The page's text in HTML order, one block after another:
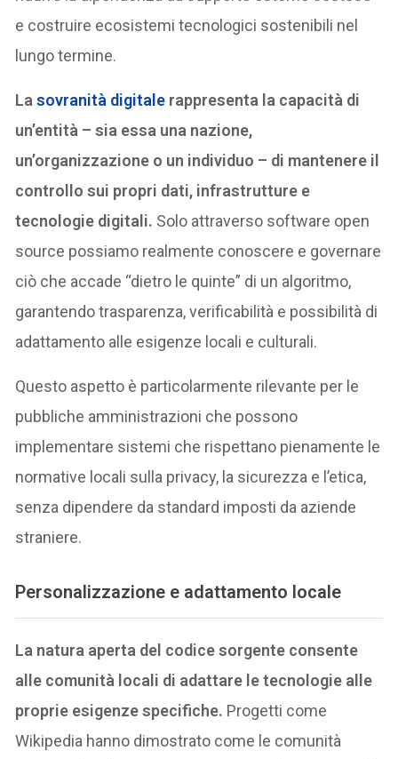
e costruire ecosistemi tecnologici sostenibili nel
lungo termine.
Lasovranità digitale rappresenta la capacità di
un’entità – sia essa una nazione,
un’organizzazione o un individuo – di mantenere il
controllo sui propri dati, infrastrutture e
tecnologie digitali. Solo attraverso software open
source possiamo realmente conoscere e governare
ciò che accade “dietro le quinte” di un algoritmo,
garantendo trasparenza, verificabilità e possibilità di
adattamento alle esigenze locali e culturali.
Questo aspetto è particolarmente rilevante per le
pubbliche amministrazioni che possono
implementare sistemi che rispettano pienamente le
normative locali sulla privacy, la sicurezza e l’etica,
senza dipendere da standard imposti da aziende
straniere.
Personalizzazione e adattamento locale
La natura aperta del codice sorgente consente
alle comunità locali di adattare le tecnologie alle
proprie esigenze specifiche. Progetti come
Wikipedia hanno dimostrato come le comunità